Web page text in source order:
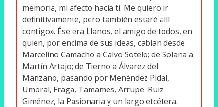
memoria, mi afecto hacia ti. Me quiero ir
definitivamente, pero también estaré allí
contigo». Ése era Llanos, el amigo de todos, en
quien, por encima de sus ideas, cabían desde
Marcelino Camacho a Calvo Sotelo; de Solana a
Martín Artajo; de Tierno a Álvarez del
Manzano, pasando por Menéndez Pidal,
Umbral, Fraga, Tamames, Arrupe, Ruiz
Giménez, la Pasionaria y un largo etcétera.